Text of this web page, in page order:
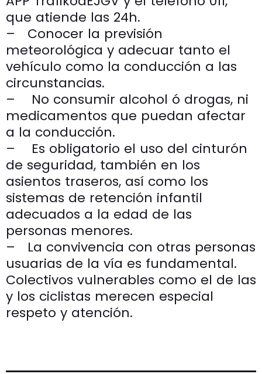
que atiende las 24h.
– Conocer la previsión
meteorológica y adecuar tanto el
vehículo como la conducción a las
circunstancias.
– No consumir alcohol ó drogas, ni
medicamentos que puedan afectar
a la conducción.
– Es obligatorio el uso del cinturón
de seguridad, también en los
asientos traseros, así como los
sistemas de retención infantil
adecuados a la edad de las
personas menores.
– La convivencia con otras personas
usuarias de la vía es fundamental.
Colectivos vulnerables como el de las
y los ciclistas merecen especial
respeto y atención.